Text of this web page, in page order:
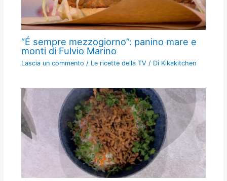
“É sempre mezzogiorno”: panino mare e
monti di Fulvio Marino
Lascia un commento / Le ricette della TV / Di Kikakitchen